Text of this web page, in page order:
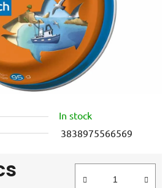
In stock
3838975566569